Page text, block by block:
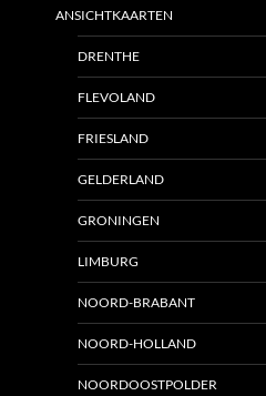
ANSICHTKAARTEN
DRENTHE
FLEVOLAND
FRIESLAND
GELDERLAND
GRONINGEN
LIMBURG
NOORD-BRABANT
NOORD-HOLLAND
NOORDOOSTPOLDER